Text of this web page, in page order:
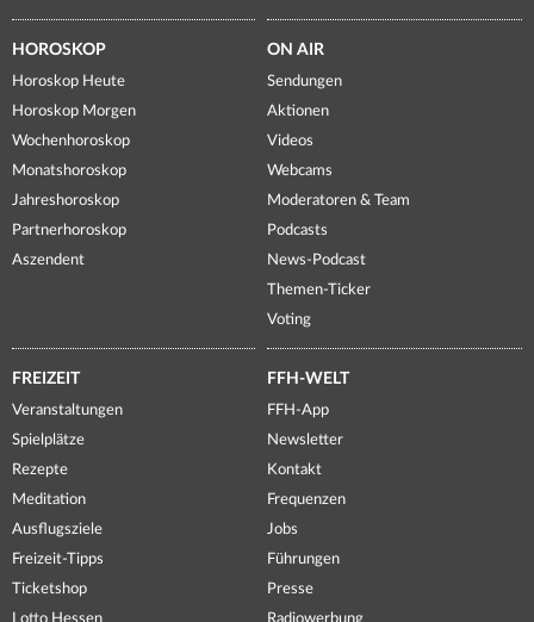
HOROSKOP
Horoskop Heute
Horoskop Morgen
Wochenhoroskop
Monatshoroskop
Jahreshoroskop
Partnerhoroskop
Aszendent
ON AIR
Sendungen
Aktionen
Videos
Webcams
Moderatoren & Team
Podcasts
News-Podcast
Themen-Ticker
Voting
FREIZEIT
Veranstaltungen
Spielplätze
Rezepte
Meditation
Ausflugsziele
Freizeit-Tipps
Ticketshop
Lotto Hessen
FFH-WELT
FFH-App
Newsletter
Kontakt
Frequenzen
Jobs
Führungen
Presse
Radiowerbung